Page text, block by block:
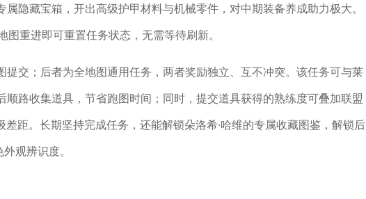
隐藏宝箱，开出高级护甲材料与机械零件，对中期装备养成助力极大。
重进即可重置任务状态，无需等待刷新。
提交；后者为全地图通用任务，两者奖励独立、互不冲突。该任务可与莱
路收集道具，节省跑图时间；同时，提交道具获得的熟练度可叠加联盟
距。长期坚持完成任务，还能解锁朵洛希·哈维的专属收藏图鉴，解锁后
观辨识度。